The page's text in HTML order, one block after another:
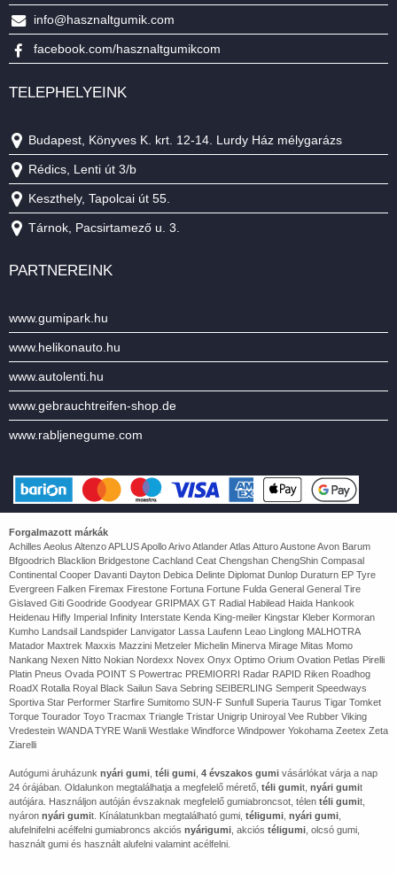
info@hasznaltgumik.com
facebook.com/hasznaltgumikcom
TELEPHELYEINK
Budapest, Könyves K. krt. 12-14. Lurdy Ház mélygarázs
Rédics, Lenti út 3/b
Keszthely, Tapolcai út 55.
Tárnok, Pacsirtamező u. 3.
PARTNEREINK
www.gumipark.hu
www.helikonauto.hu
www.autolenti.hu
www.gebrauchtreifen-shop.de
www.rabljenegume.com
Forgalmazott márkák
Achilles Aeolus Altenzo APLUS Apollo Arivo Atlander Atlas Atturo Austone Avon Barum
Bfgoodrich Blacklion Bridgestone Cachland Ceat Chengshan ChengShin Compasal
Continental Cooper Davanti Dayton Debica Delinte Diplomat Dunlop Duraturn EP Tyre
Evergreen Falken Firemax Firestone Fortuna Fortune Fulda General General Tire
Gislaved Giti Goodride Goodyear GRIPMAX GT Radial Habilead Haida Hankook
Heidenau Hifly Imperial Infinity Interstate Kenda King-meiler Kingstar Kleber Kormoran
Kumho Landsail Landspider Lanvigator Lassa Laufenn Leao Linglong MALHOTRA
Matador Maxtrek Maxxis Mazzini Metzeler Michelin Minerva Mirage Mitas Momo
Nankang Nexen Nitto Nokian Nordexx Novex Onyx Optimo Orium Ovation Petlas Pirelli
Platin Pneus Ovada POINT S Powertrac PREMIORRI Radar RAPID Riken Roadhog
RoadX Rotalla Royal Black Sailun Sava Sebring SEIBERLING Semperit Speedways
Sportiva Star Performer Starfire Sumitomo SUN-F Sunfull Superia Taurus Tigar Tomket
Torque Tourador Toyo Tracmax Triangle Tristar Unigrip Uniroyal Vee Rubber Viking
Vredestein WANDA TYRE Wanli Westlake Windforce Windpower Yokohama Zeetex Zeta
Ziarelli
Autógumi áruházunk nyári gumi, téli gumi, 4 évszakos gumi vásárlókat várja a nap
24 órájában. Oldalunkon megtalálhatja a megfelelő mérető, téli gumit, nyári gumit
autójára. Használjon autóján évszaknak megfelelő gumiabroncsot, télen téli gumit,
nyáron nyári gumit. Kínálatunkban megtalálható gumi, téligumi, nyári gumi,
alufelnifelni acélfelni gumiabroncs akciós nyárigumi, akciós téligumi, olcsó gumi,
használt gumi és használt alufelni valamint acélfelni.